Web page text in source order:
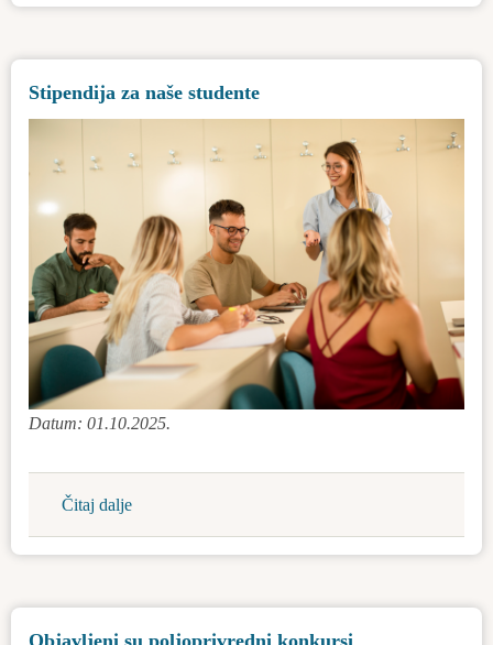
trenutak:
pruga
Beograd–
Subotica
Stipendija za naše studente
Datum: 01.10.2025.
Čitaj dalje
Stipendija
za
Objavljeni su poljoprivredni konkursi